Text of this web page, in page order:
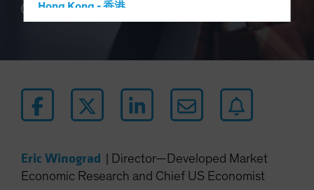
Hong Kong - 香港
Japan - 日本
Latin America
Netherlands
New Zealand
4 min read
Eric Winograd
Director—Developed Market
Economic Research and Chief US Economist